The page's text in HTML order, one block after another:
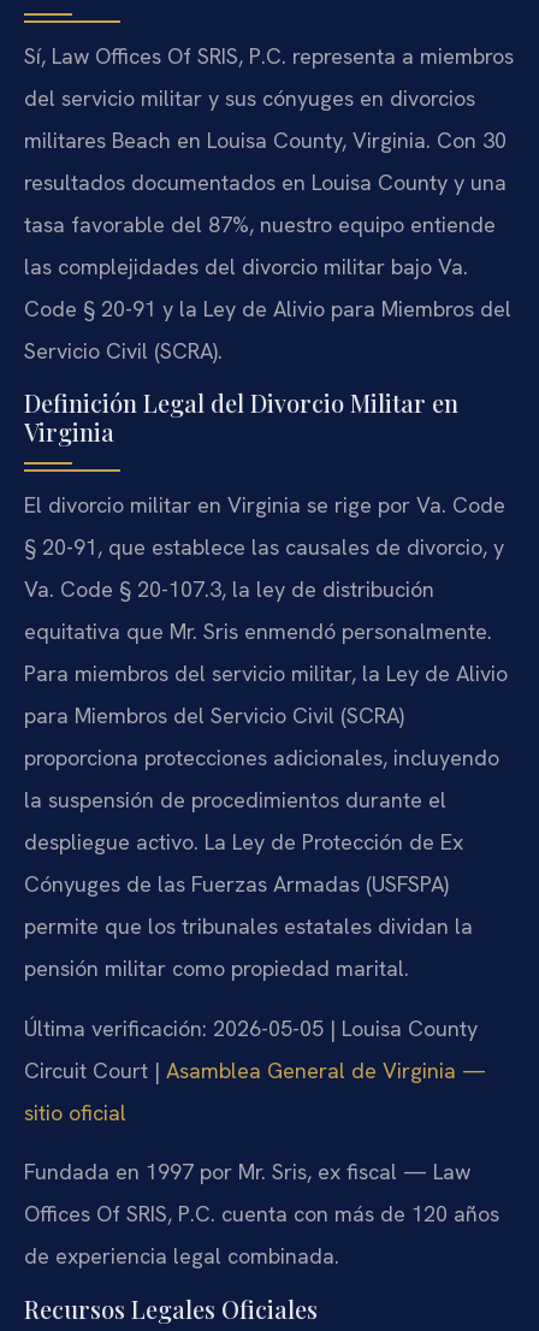
Sí, Law Offices Of SRIS, P.C. representa a miembros
del servicio militar y sus cónyuges en divorcios
militares Beach en Louisa County, Virginia. Con 30
resultados documentados en Louisa County y una
tasa favorable del 87%, nuestro equipo entiende
las complejidades del divorcio militar bajo Va.
Code § 20-91 y la Ley de Alivio para Miembros del
Servicio Civil (SCRA).
Definición Legal del Divorcio Militar en
Virginia
El divorcio militar en Virginia se rige por Va. Code
§ 20-91, que establece las causales de divorcio, y
Va. Code § 20-107.3, la ley de distribución
equitativa que Mr. Sris enmendó personalmente.
Para miembros del servicio militar, la Ley de Alivio
para Miembros del Servicio Civil (SCRA)
proporciona protecciones adicionales, incluyendo
la suspensión de procedimientos durante el
despliegue activo. La Ley de Protección de Ex
Cónyuges de las Fuerzas Armadas (USFSPA)
permite que los tribunales estatales dividan la
pensión militar como propiedad marital.
Última verificación: 2026-05-05 | Louisa County
Circuit Court | Asamblea General de Virginia —
sitio oficial
Fundada en 1997 por Mr. Sris, ex fiscal — Law
Offices Of SRIS, P.C. cuenta con más de 120 años
de experiencia legal combinada.
Recursos Legales Oficiales